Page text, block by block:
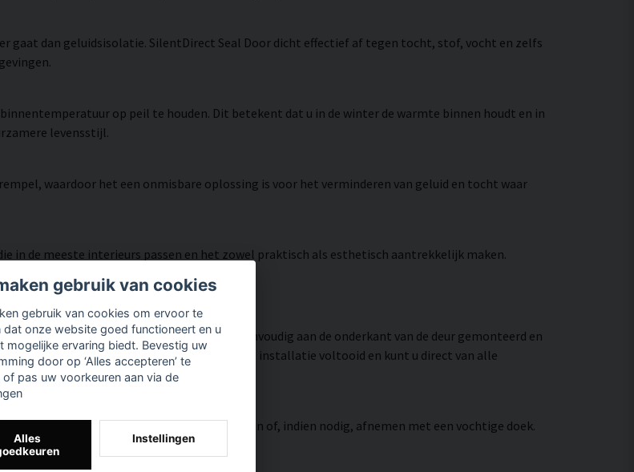
gaat dan geluidsisolatie. SilentDirect Seal Door dicht effectief af tegen tocht, stof, vocht en zelfs
op peil te houden. Dit betekent dat u in de winter de warmte binnen houdt en in
levensstijl.
waardoor het een onmisbare oplossing is voor het verminderen van geluid en tocht waar
in de meeste interieurs passen en het zowel praktisch als esthetisch aantrekkelijk maken.
professionele hulp nodig. De strip wordt eenvoudig aan de onderkant van de deur gemonteerd en
te knippen. In slechts enkele minuten is de installatie voltooid en kunt u direct van alle
conditie te houden, kunt u het stofzuigen of, indien nodig, afnemen met een vochtige doek.
gebruik van cookies
gebruik van cookies om ervoor te
dat onze website goed functioneert en u
mogelijke ervaring biedt. Bevestig uw
door op ‘Alles accepteren’ te
of pas uw voorkeuren aan via de
Alles
Instellingen